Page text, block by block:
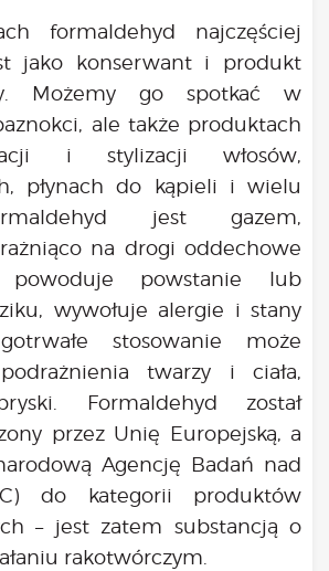
formaldehyd najczęściej
jako konserwant i produkt
Możemy go spotkać w
ale także produktach
i stylizacji włosów,
płynach do kąpieli i wielu
jest gazem,
na drogi oddechowe
powstanie lub
wywołuje alergie i stany
stosowanie może
twarzy i ciała,
Formaldehyd został
przez Unię Europejską, a
Agencję Badań nad
do kategorii produktów
– jest zatem substancją o
rakotwórczym.